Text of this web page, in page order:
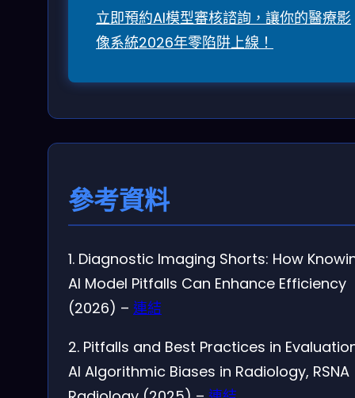
立即預約AI模型審核諮詢，讓你的醫療影
像系統2026年零陷阱上線！
參考資料
1. Diagnostic Imaging Shorts: How
AI Model Pitfalls Can Enhance Efficiency
(2026) – 連結
2. Pitfalls and Best Practices in
AI Algorithmic Biases in Radiology, RSNA